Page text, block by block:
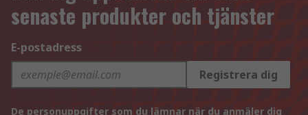
senaste produkter och tjänster
E-postadress
Registrera dig
De personuppgifter som du lämnar när du anmäler dig